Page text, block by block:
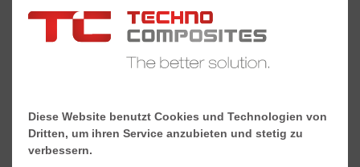
Torsionskonstante J,
10³mm^4
790.205
Schwerpunkt x, mm 30
Diese Website benutzt Cookies und Technologien von
Dritten, um ihren Service anzubieten und stetig zu
verbessern.